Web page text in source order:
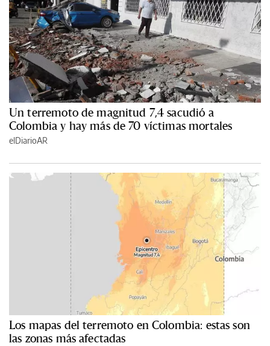
Un terremoto de magnitud 7,4 sacudió a
Colombia y hay más de 70 víctimas mortales
elDiarioAR
Los mapas del terremoto en Colombia: estas son
las zonas más afectadas